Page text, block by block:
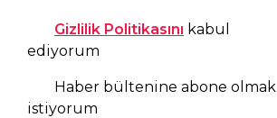
CONSENT
Gizlilik Politikasını kabul
ediyorum
NEWSLETTER
Haber bültenine abone olmak
istiyorum